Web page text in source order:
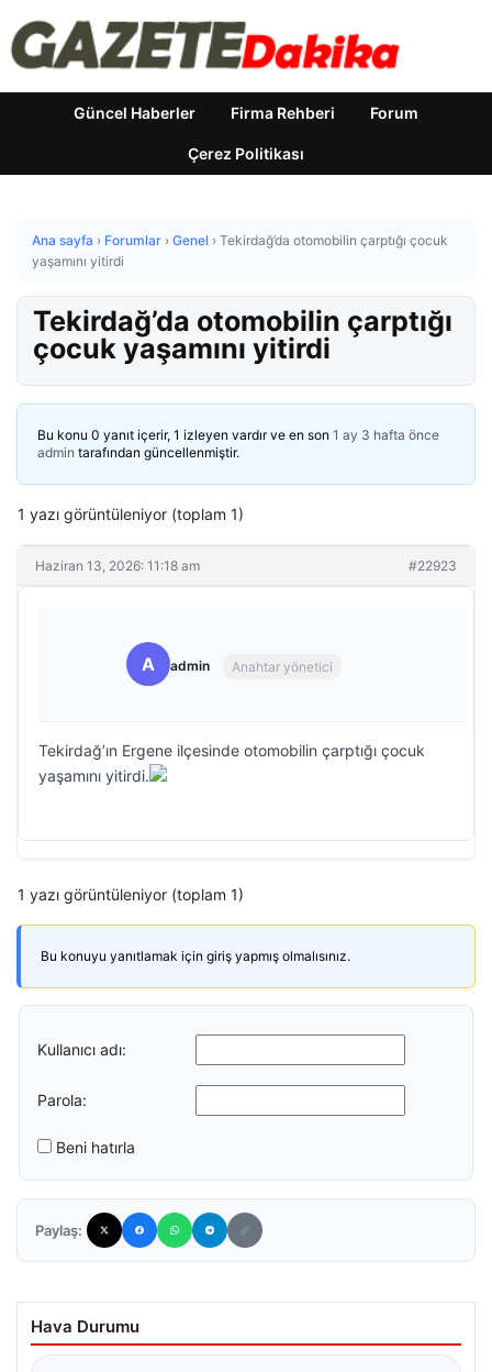
Güncel Haberler Firma Rehberi Forum
Çerez Politikası
Ana sayfa › Forumlar › Genel › Tekirdağ’da otomobilin çarptığı çocuk
yaşamını yitirdi
Tekirdağ’da otomobilin çarptığı
çocuk yaşamını yitirdi
Bu konu 0 yanıt içerir, 1 izleyen vardır ve en son 1 ay 3 hafta önce
admin tarafından güncellenmiştir.
1 yazı görüntüleniyor (toplam 1)
Haziran 13, 2026: 11:18 am #22923
A admin Anahtar yönetici
Tekirdağ’ın Ergene ilçesinde otomobilin çarptığı çocuk
yaşamını yitirdi.
1 yazı görüntüleniyor (toplam 1)
Bu konuyu yanıtlamak için giriş yapmış olmalısınız.
Kullanıcı adı:
Parola:
Beni hatırla
Paylaş:
Hava Durumu